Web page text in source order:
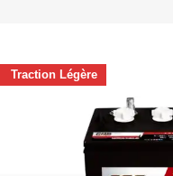
Traction Légère